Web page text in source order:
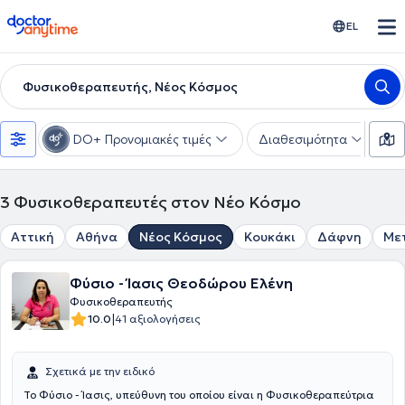
doctoranytime EL
Φυσικοθεραπευτής, Νέος Κόσμος
DO+ Προνομιακές τιμές Διαθεσιμότητα
3 Φυσικοθεραπευτές στον Νέο Κόσμο
Αττική Αθήνα Νέος Κόσμος Κουκάκι Δάφνη
Φύσιο - Ίασις Θεοδώρου Ελένη
Φυσικοθεραπευτής
10.0|41 αξιολογήσεις
Σχετικά με την ειδικό
Το Φύσιο - Ίασις, υπεύθυνη του οποίου είναι η Φυσικοθεραπεύτρια